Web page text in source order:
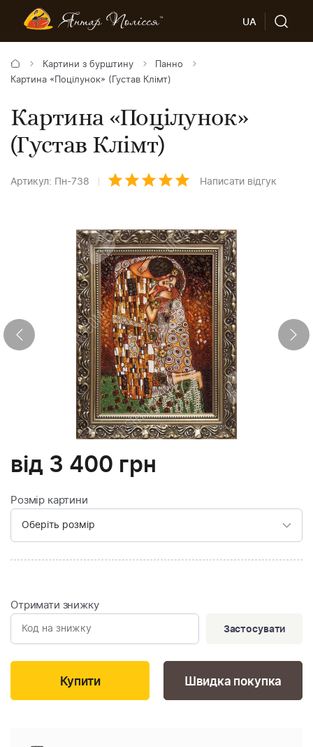
UA
Картини з бурштину
Панно
Картина «Поцілунок» (Густав Клімт)
Картина «Поцілунок»
(Густав Клімт)
Артикул: Пн-738 Написати відгук
від 3 400 грн
Розмір картини
Отримати знижку
Застосувати
Швидка покупка